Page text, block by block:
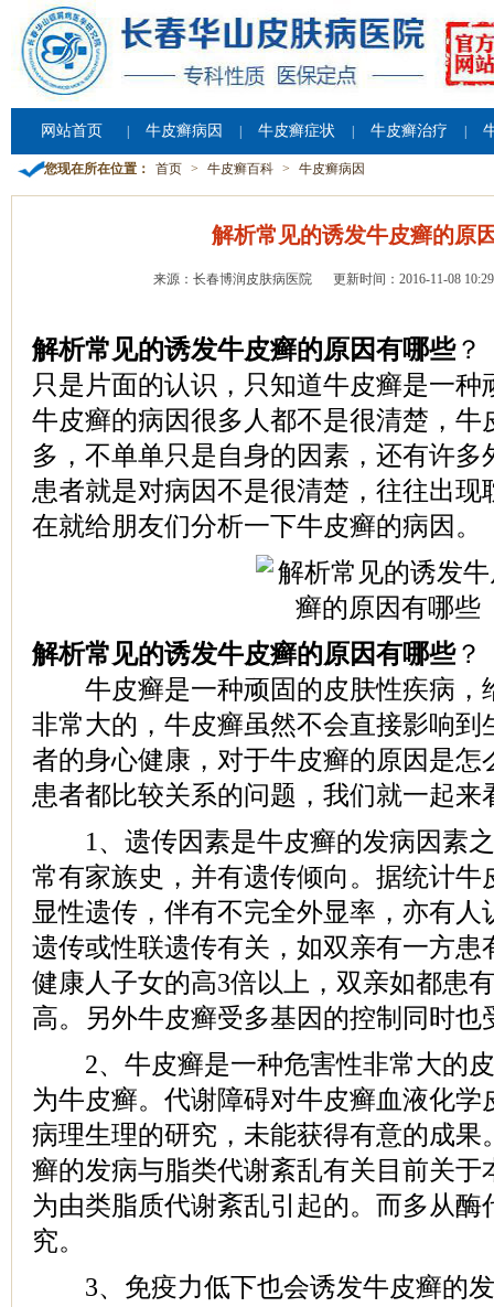
网站首页 牛皮癣病因 牛皮癣症状 牛皮癣治疗
您现在所在位置： 首页 > 牛皮癣百科 > 牛皮癣病因
解析常见的诱发牛皮癣的原
来源：长春博润皮肤病医院 更新时间：2016-11-08
解析常见的诱发牛皮癣的原因有哪些？
只是片面的认识，只知道牛皮癣是一种
牛皮癣的病因很多人都不是很清楚，牛
多，不单单只是自身的因素，还有许多
患者就是对病因不是很清楚，往往出现
在就给朋友们分析一下牛皮癣的病因。
解析常见的诱发牛皮癣的原因有哪些？
牛皮癣是一种顽固的皮肤性疾病，
非常大的，牛皮癣虽然不会直接影响到
者的身心健康，对于牛皮癣的原因是怎
患者都比较关系的问题，我们就一起来
1、遗传因素是牛皮癣的发病因素之
常有家族史，并有遗传倾向。据统计牛
显性遗传，伴有不完全外显率，亦有人
遗传或性联遗传有关，如双亲有一方患
健康人子女的高3倍以上，双亲如都患
高。另外牛皮癣受多基因的控制同时也
2、牛皮癣是一种危害性非常大的皮
为牛皮癣。代谢障碍对牛皮癣血液化学
病理生理的研究，未能获得有意的成果
癣的发病与脂类代谢紊乱有关目前关于
为由类脂质代谢紊乱引起的。而多从酶
究。
3、免疫力低下也会诱发牛皮癣的发